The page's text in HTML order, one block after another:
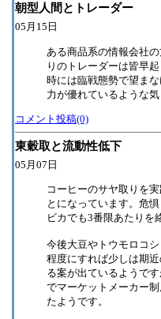
朝型人間とトレーダー
05月15日
ある商品系の情報会社
りのトレーダーは皆早
時には臨戦態勢で望ま
力が優れているような
コメント投稿(0)
東穀取と流動性低下
05月07日
コーヒーのサヤ取りを
とになっています。危
ビカでも3番限あたりを
今後大豆やトウモロコ
程度にすれば少しは期
る案が出ているようで
でマーケットメーカー
たようです。